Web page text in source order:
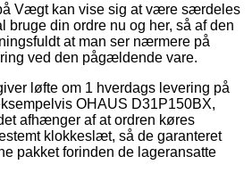
Vægt kan vise sig at være særdeles
din ordre nu og her, så af den
at man ser nærmere på
ved den pågældende vare.
løfte om 1 hverdags levering på
OHAUS D31P150BX,
afhænger af at ordren køres
klokkeslæt, så de garanteret
pakket forinden de lageransatte